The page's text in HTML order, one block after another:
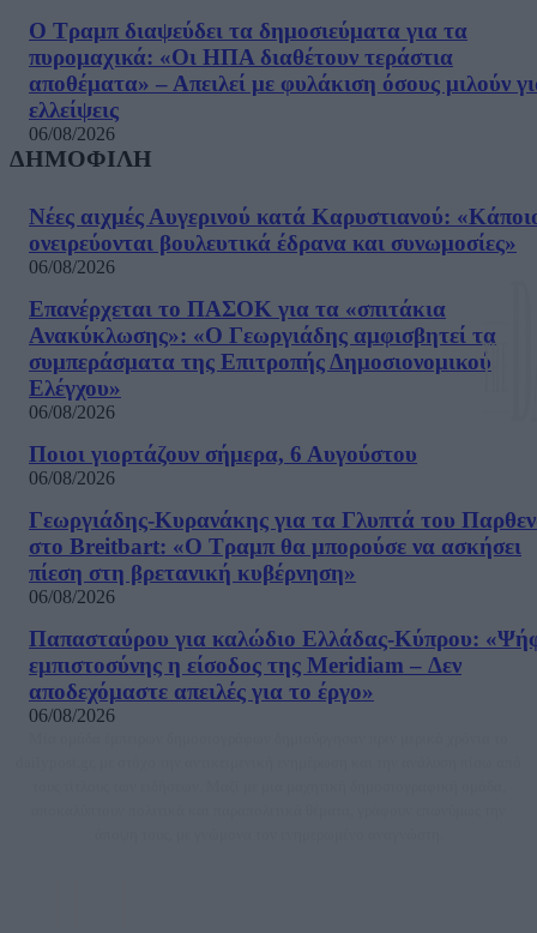
Ο Τραμπ διαψεύδει τα δημοσιεύματα για τα
πυρομαχικά: «Οι ΗΠΑ διαθέτουν τεράστια
αποθέματα» – Απειλεί με φυλάκιση όσους μιλούν
ελλείψεις
06/08/2026
ΔΗΜΟΦΙΛΗ
Νέες αιχμές Αυγερινού κατά Καρυστιανού:
ονειρεύονται βουλευτικά έδρανα και συνωμοσίες»
06/08/2026
Επανέρχεται το ΠΑΣΟΚ για τα «σπιτάκια
Ανακύκλωσης»: «Ο Γεωργιάδης αμφισβητεί τα
συμπεράσματα της Επιτροπής Δημοσιονομικού
Ελέγχου»
06/08/2026
Ποιοι γιορτάζουν σήμερα, 6 Αυγούστου
06/08/2026
Γεωργιάδης-Κυρανάκης για τα Γλυπτά του
στο Breitbart: «Ο Τραμπ θα μπορούσε να ασκήσει
πίεση στη βρετανική κυβέρνηση»
06/08/2026
Παπασταύρου για καλώδιο Ελλάδας-Κύπρου:
εμπιστοσύνης η είσοδος της Meridiam – Δεν
αποδεχόμαστε απειλές για το έργο»
06/08/2026